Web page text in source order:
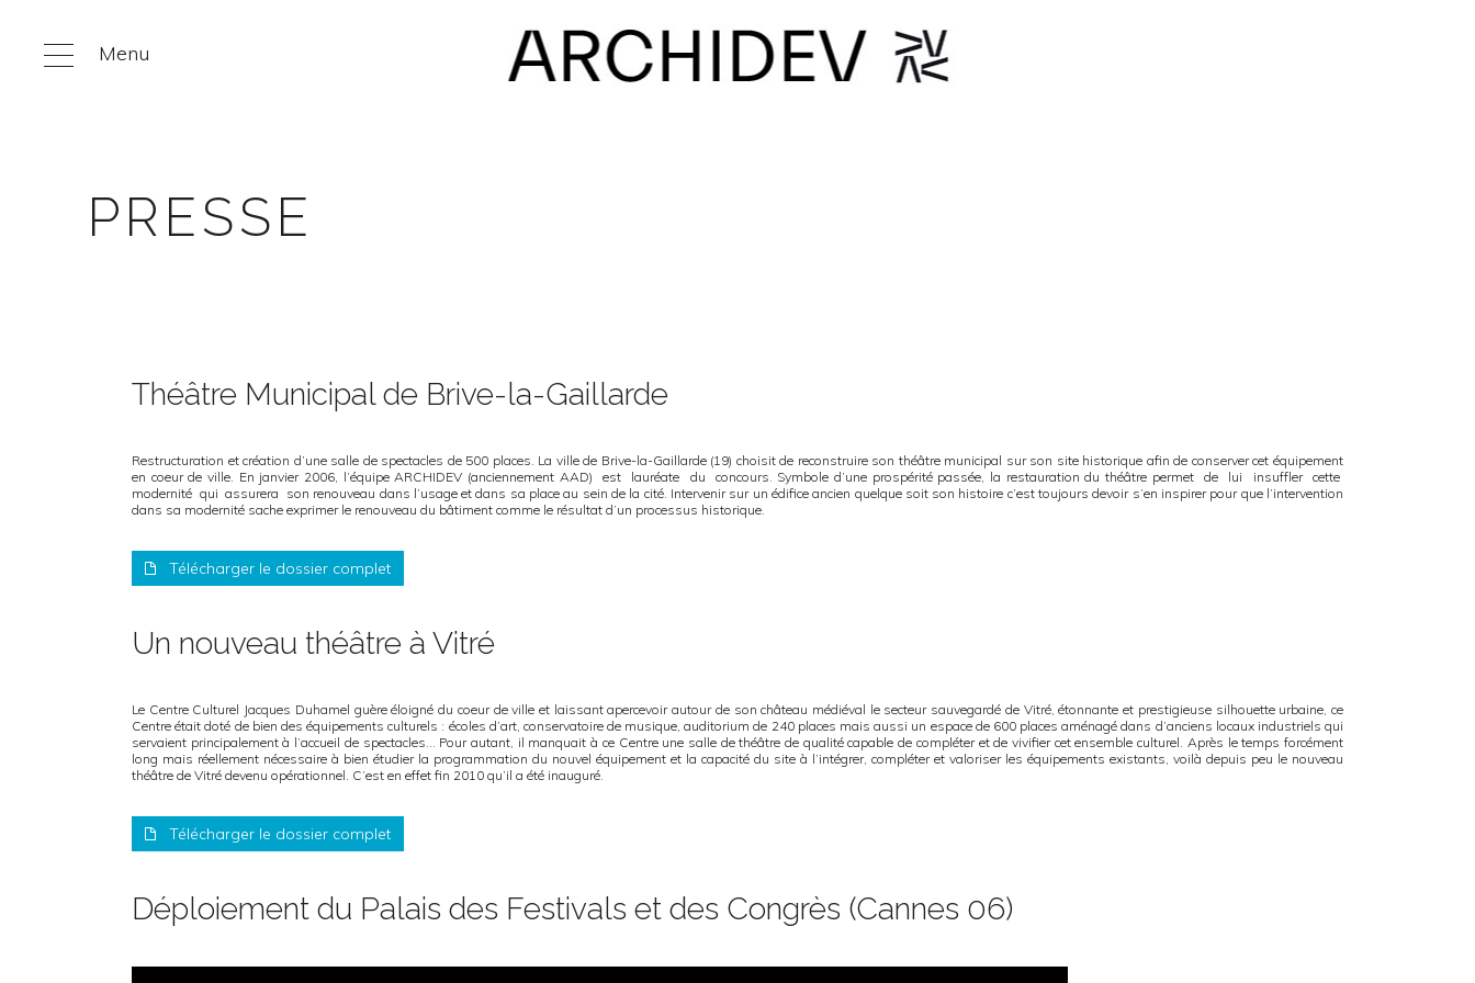
Menu
PRESSE
Théâtre Municipal de Brive-la-Gaillarde
Restructuration et création d’une salle de spectacles de 500 places. La ville de Brive-la-Gaillarde (19) choisit de reconstruire son théâtre municipal sur son site historique afin de conserver cet équipement
en coeur de ville. En janvier 2006, l’équipe ARCHIDEV (anciennement AAD) est lauréate du concours. Symbole d’une prospérité passée, la restauration du théâtre permet de lui insuffler cette
modernité qui assurera son renouveau dans l’usage et dans sa place au sein de la cité. Intervenir sur un édifice ancien quelque soit son histoire c’est toujours devoir s’en inspirer pour que l’intervention
dans sa modernité sache exprimer le renouveau du bâtiment comme le résultat d’un processus historique.
Télécharger le dossier complet
Un nouveau théâtre à Vitré
Le Centre Culturel Jacques Duhamel guère éloigné du coeur de ville et laissant apercevoir autour de son château médiéval le secteur sauvegardé de Vitré, étonnante et prestigieuse silhouette urbaine, ce
Centre était doté de bien des équipements culturels : écoles d’art, conservatoire de musique, auditorium de 240 places mais aussi un espace de 600 places aménagé dans d’anciens locaux industriels qui
servaient principalement à l’accueil de spectacles… Pour autant, il manquait à ce Centre une salle de théâtre de qualité capable de compléter et de vivifier cet ensemble culturel. Après le temps forcément
long mais réellement nécessaire à bien étudier la programmation du nouvel équipement et la capacité du site à l’intégrer, compléter et valoriser les équipements existants, voilà depuis peu le nouveau
théâtre de Vitré devenu opérationnel. C’est en effet fin 2010 qu’il a été inauguré.
Télécharger le dossier complet
Déploiement du Palais des Festivals et des Congrès (Cannes 06)